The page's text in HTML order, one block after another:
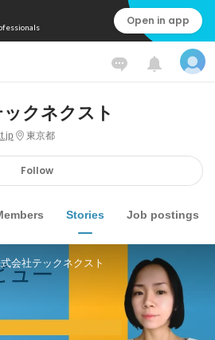
Open in app
クネクスト
東京都
Follow
Stories Job postings
会社テックネクスト